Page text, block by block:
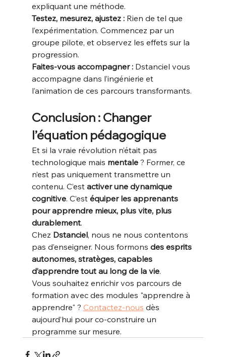
expliquant une méthode.
Testez, mesurez, ajustez : Rien de tel que
l’expérimentation. Commencez par un
groupe pilote, et observez les effets sur la
progression.
Faites-vous accompagner : Dstanciel vous
accompagne dans l’ingénierie et
l’animation de ces parcours transformants.
Conclusion : Changer
l’équation pédagogique
Et si la vraie révolution n’était pas
technologique mais mentale ? Former, ce
n’est pas uniquement transmettre un
contenu. C’est activer une dynamique
cognitive. C’est équiper les apprenants
pour apprendre mieux, plus vite, plus
durablement.
Chez Dstanciel, nous ne nous contentons
pas d’enseigner. Nous formons des esprits
autonomes, stratèges, capables
d’apprendre tout au long de la vie.
Vous souhaitez enrichir vos parcours de
formation avec des modules "apprendre à
apprendre" ? Contactez-nous dès
aujourd’hui pour co-construire un
programme sur mesure.